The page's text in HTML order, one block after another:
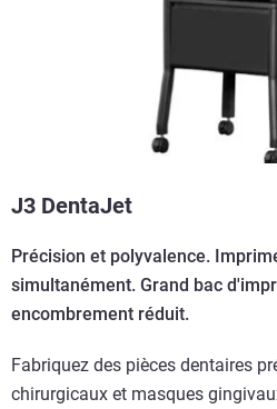
J3 DentaJet
Précision et polyvalence.
simultanément. Grand bac
encombrement réduit.
Fabriquez des pièces dentaires
chirurgicaux et masques